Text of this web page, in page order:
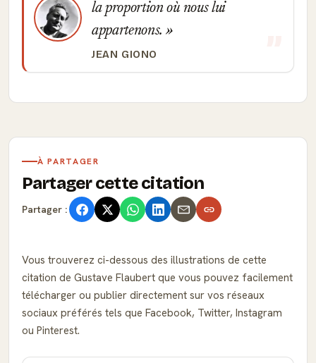
la proportion où nous lui
appartenons.
JEAN GIONO
À PARTAGER
Partager cette citation
Partager :
Vous trouverez ci-dessous des illustrations de cette
citation de Gustave Flaubert que vous pouvez facilement
télécharger ou publier directement sur vos réseaux
sociaux préférés tels que Facebook, Twitter, Instagram
ou Pinterest.